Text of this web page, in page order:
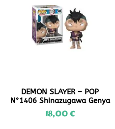
DEMON SLAYER – POP
N°1406 Shinazugawa Genya
18,00€